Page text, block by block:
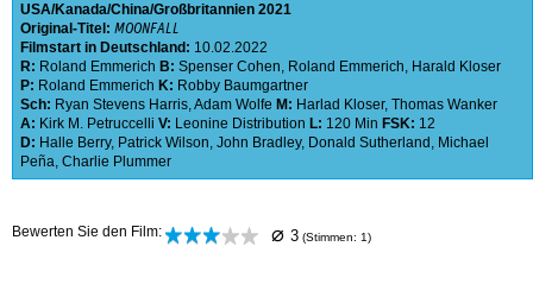
USA Kanada China Großbritannien 2021
Original-Titel: MOONFALL
Filmstart in Deutschland: 10.02.2022
R: Roland Emmerich B: Spenser Cohen, Roland Emmerich, Harald Kloser
P: Roland Emmerich K: Robby Baumgartner
Sch: Ryan Stevens Harris,Adam Wolfe M: Harlad Kloser, Thomas Wanker
A: Kirk M. Petruccelli V: Leonine Distribution L: 120 Min FSK: 12
D: Halle Berry, Patrick Wilson, John Bradley, Donald Sutherland , Michael
Peña, Charlie Plummer
Bewerten Sie den Film: ⌀ 3 (Stimmen: 1)